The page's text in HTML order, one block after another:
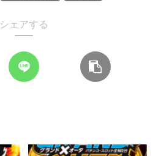
シェアする